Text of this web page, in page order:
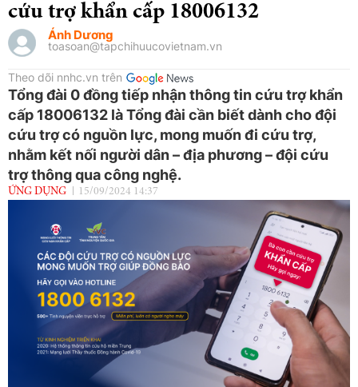
cứu trợ khẩn cấp 18006132
Ánh Dương
toasoan@tapchihuucovietnam.vn
Theo dõi nnhc.vn trên
Tổng đài 0 đồng tiếp nhận thông tin cứu trợ khẩn
cấp 18006132 là Tổng đài cần biết dành cho đội
cứu trợ có nguồn lực, mong muốn đi cứu trợ,
nhằm kết nối người dân – địa phương – đội cứu
trợ thông qua công nghệ.
ỨNG DỤNG 15/09/2024 14:37